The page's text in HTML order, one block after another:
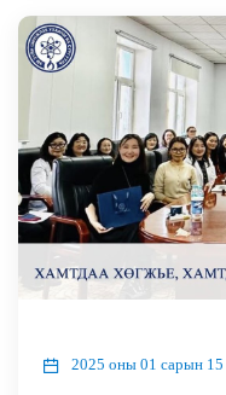
2025 оны 01 сарын 15